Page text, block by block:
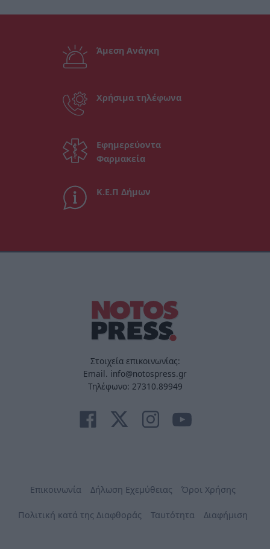
Άμεση Ανάγκη
Χρήσιμα τηλέφωνα
Εφημερεύοντα
Φαρμακεία
Κ.Ε.Π Δήμων
Στοιχεία επικοινωνίας:
Email. info@notospress.gr
Τηλέφωνο: 27310.89949
Επικοινωνία Δήλωση Εχεμύθειας Όροι Χρήσης
Πολιτική κατά της Διαφθοράς Ταυτότητα Διαφήμιση